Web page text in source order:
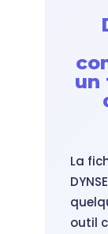
un
La
outil